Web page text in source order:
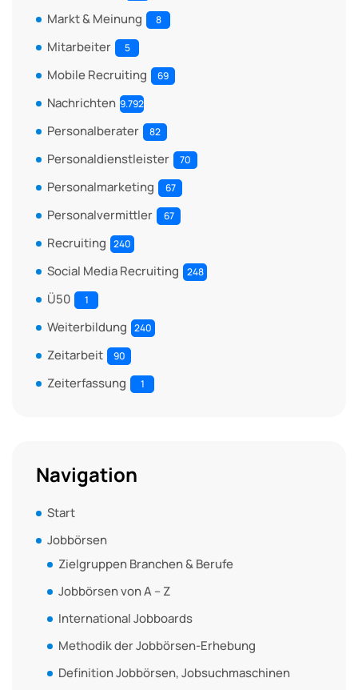
Markt & Meinung 8
Mitarbeiter 5
Mobile Recruiting 69
Nachrichten 9.792
Personalberater 82
Personaldienstleister 70
Personalmarketing 67
Personalvermittler 67
Recruiting 240
Social Media Recruiting 248
Ü50 1
Weiterbildung 240
Zeitarbeit 90
Zeiterfassung 1
Navigation
Start
Jobbörsen
Zielgruppen Branchen & Berufe
Jobbörsen von A – Z
International Jobboards
Methodik der Jobbörsen-Erhebung
Definition Jobbörsen, Jobsuchmaschinen